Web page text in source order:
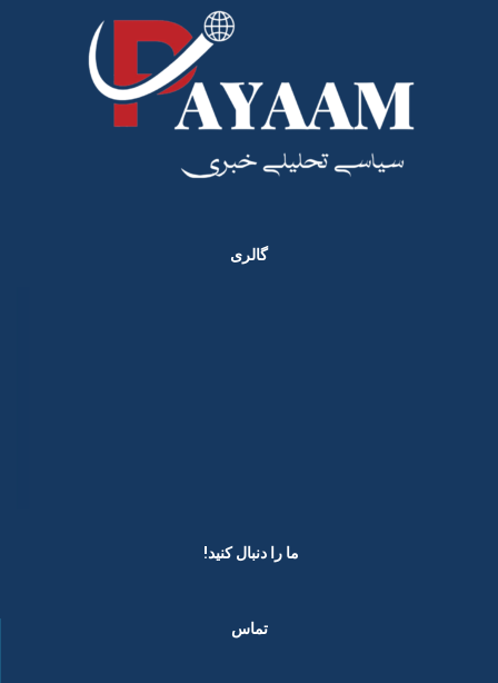
گالری
ما را دنبال کنید! ​
تماس